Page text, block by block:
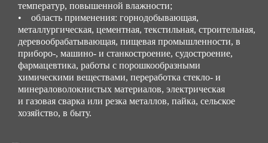
температур, повышенной влажности;
• область применения: горнодобывающая,
металлургическая, цементная, текстильная, строительная,
деревообрабатывающая, пищевая промышленности, в
приборо-, машино- и станкостроение, судостроение,
фармацевтика, работы с порошкообразными
химическими веществами, переработка стекло- и
минераловолокнистых материалов, электрическая
и газовая сварка или резка металлов, пайка, сельское
хозяйство, в быту.